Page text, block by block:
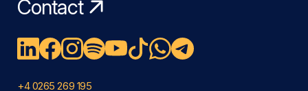
Contact
+4 0265 269 195